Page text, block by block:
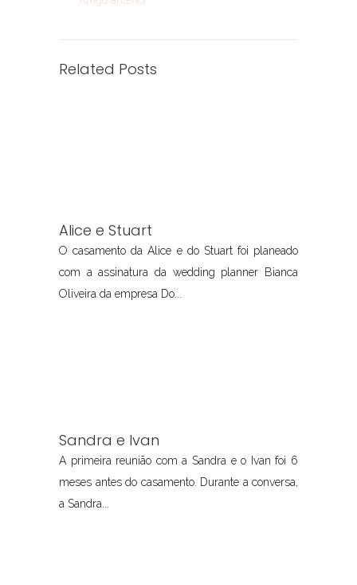
Related Posts
Alice e Stuart
O casamento da Alice e do Stuart foi planeado
com a assinatura da wedding planner Bianca
Oliveira da empresa Do...
Sandra e Ivan
A primeira reunião com a Sandra e o Ivan foi 6
meses antes do casamento. Durante a conversa,
a Sandra...